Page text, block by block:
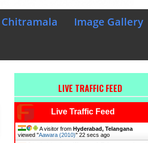
Chitramala Image Gallery
LIVE TRAFFIC FEED
Live Traffic Feed
A visitor from Hyderabad, Telangana
viewed "Aawara (2010)" 23 secs ago